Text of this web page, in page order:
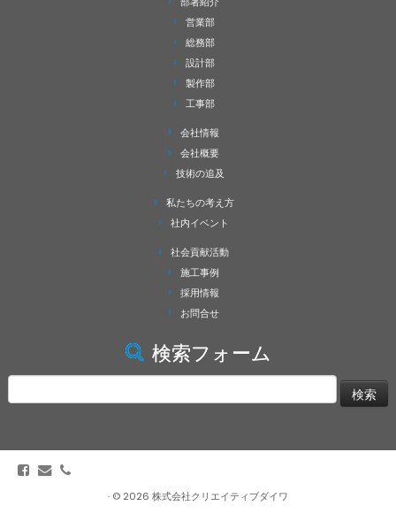
営業部
総務部
設計部
製作部
工事部
会社情報
会社概要
技術の追及
私たちの考え方
社内イベント
社会貢献活動
施工事例
採用情報
お問合せ
検索フォーム
索:
· © 2026 株式会社クリエイティブダイワ